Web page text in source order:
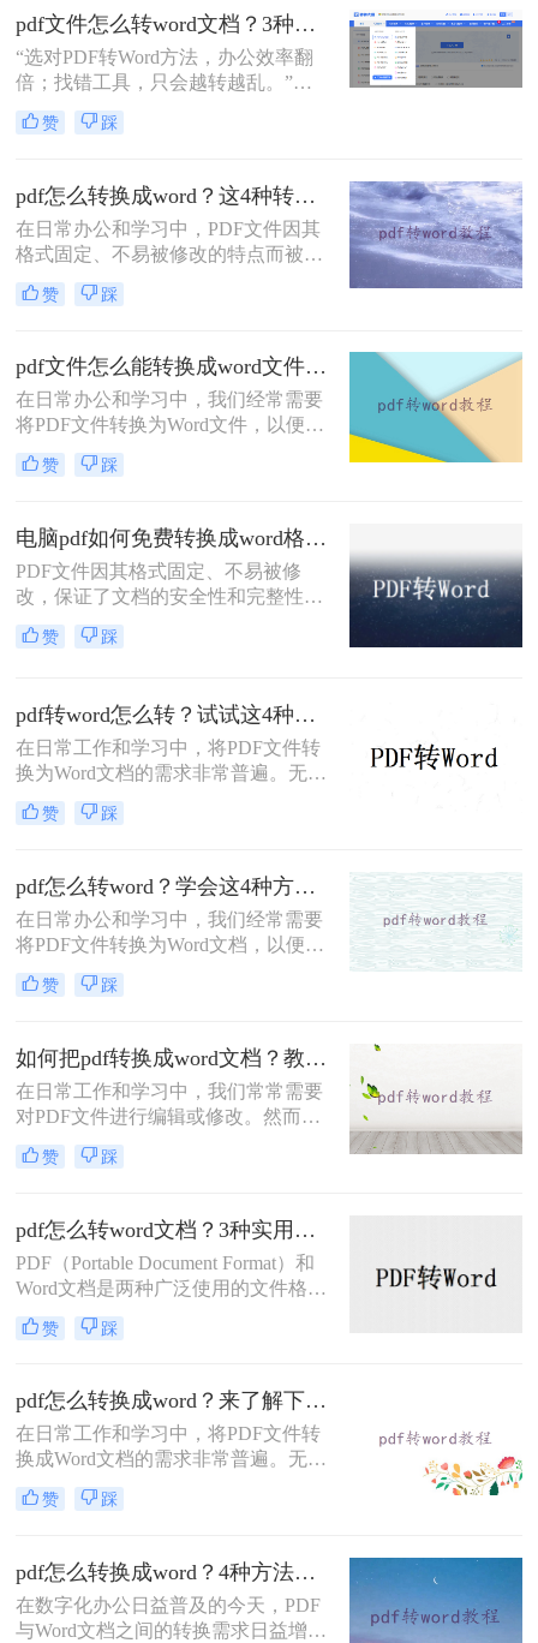
Word”堪称高频痛点——无论是职场
新人处理合同报表，还是自媒体从业
者提取图片文案，格式转换的精度、
效率和安全问题总让人头疼。
pdf文件怎么转word文档？3种常用方法详解，精准转换不返工！
“选对PDF转Word方法，办公效率翻
倍；找错工具，只会越转越乱。”在
职场办公与自媒体创作场景中，PDF
转Word是高频需求——可能是修改项
报告里的核心观点。但不少人都踩过
坑：转换后格式错乱、表格错位，甚
至文字丢失，原本想省时间，结果反
而花更多精力返工
赞 踩
pdf怎么转换成word？这4种转换方法了解一下！
在日常办公和学习中，PDF文件因其
格式固定、不易被修改的特点而被广
泛使用。然而，有时我们需要对PDF
文件进行编辑或修改，这时将其转换
pdf怎么转换成word呢？本文将介绍四
种将PDF转换成Word的实用方法，帮
助用户轻松实现PDF到Word的转换。
赞 踩
pdf文件怎么能转换成word文件？分享4个转换方法！
在日常办公和学习中，我们经常需要
将PDF文件转换为Word文件，以便进
行编辑、修改和格式调整。那么pdf文
件怎么能转换成word文件呢？本文将
的方法。每种方法都有其特点和适用
场景，用户可以根据自己的需求选择
最适合的方法。
赞 踩
电脑pdf如何免费转换成word格式？这3种转换方法可以了解一下
PDF文件因其格式固定、不易被修
改，保证了文档的安全性和完整性，
而广受欢迎。但在实际应用中，有时
我们需对PDF文件进行编辑或进一步
呢？本文将介绍三种将PDF免费转换
成Word的方法。
赞 踩
pdf转word怎么转？试试这4种转换方法！
在日常工作和学习中，将PDF文件转
换为Word文档的需求非常普遍。无论
是为了编辑、修改还是进一步处理，
掌握几种高效的PDF转Word方法都是
呢？本文将详细介绍四种常见的PDF
转Word方法，帮助用户轻松完成文件
格式转换。
赞 踩
pdf怎么转word？学会这4种方法轻松转换！
在日常办公和学习中，我们经常需要
将PDF文件转换为Word文档，以便进
行编辑、修改或重新排版。那么pdf怎
么转word呢？本文将介绍三种PDF转
到Word的转换。
赞 踩
如何把pdf转换成word文档？教你二种高效转换方法！
在日常工作和学习中，我们常常需要
对PDF文件进行编辑或修改。然而，
PDF格式本身并不容易直接编辑，因
此将其转换为Word文档成为了一种常
文档呢？本文将介绍两种有效的PDF
转Word的方法。
赞 踩
pdf怎么转word文档？3种实用方法分享！
PDF（Portable Document Format）和
Word文档是两种广泛使用的文件格
式，各有其独特的优势。PDF以其格
式固定、不易被修改和兼容性强而著
式一致的文档；而Word文档则以其易
于编辑、方便修改和整理内容的特
点，成为日常办公和学习中不可或缺
的工具
赞 踩
pdf怎么转换成word？来了解下这4种转换方法！
在日常工作和学习中，将PDF文件转
换成Word文档的需求非常普遍。无论
是为了编辑、分享还是进一步处理，
掌握高效的PDF转Word方法都是非常
本文将详细介绍4种将PDF文件转换成
Word文档的方法，帮助您轻松应对各
种需求。
赞 踩
pdf怎么转换成word？4种方法帮你轻松转换！
在数字化办公日益普及的今天，PDF
与Word文档之间的转换需求日益增